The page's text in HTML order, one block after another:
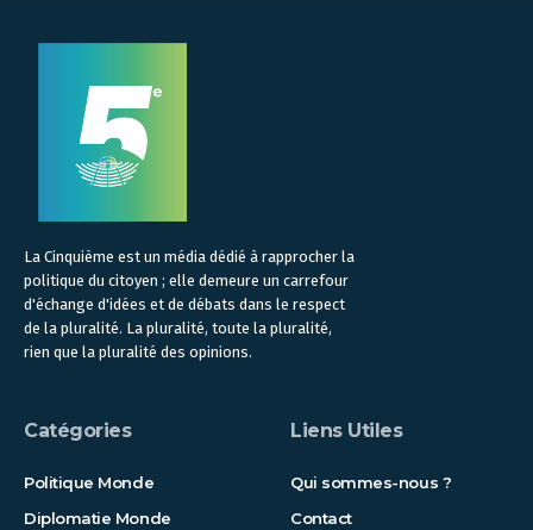
La Cinquième est un média dédié à rapprocher la
politique du citoyen ; elle demeure un carrefour
d'échange d'idées et de débats dans le respect
de la pluralité. La pluralité, toute la pluralité,
rien que la pluralité des opinions.
Catégories
Politique Monde
Diplomatie Monde
Liens Utiles
Qui sommes-nous ?
Contact